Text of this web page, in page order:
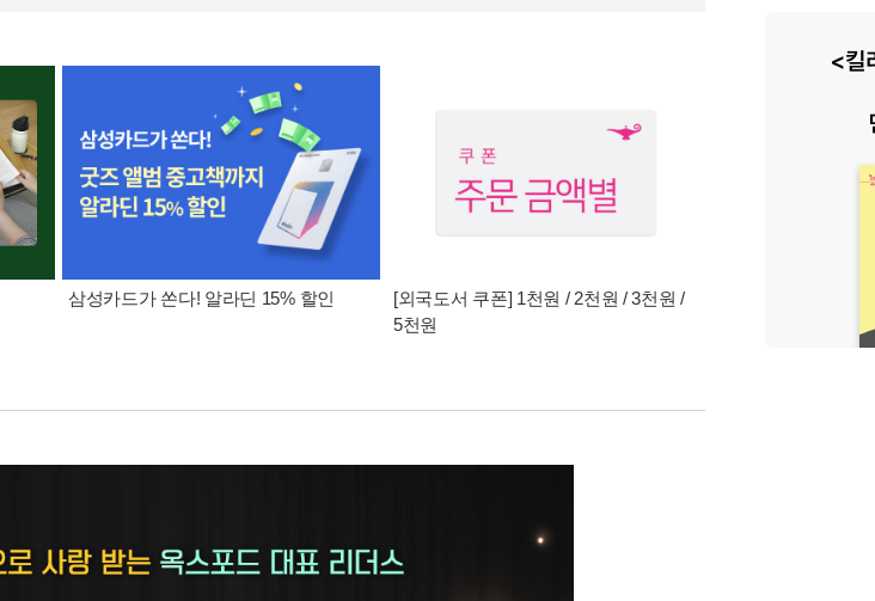
삼성카드가 쏜다! 알라딘 15% 할인
[외국도서 쿠폰] 1천원 / 2천원 / 3천원 /
5천원